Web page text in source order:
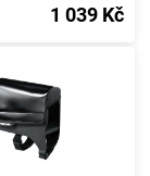
1 039 Kč